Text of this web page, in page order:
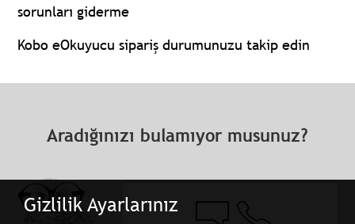
Gizlilik Ayarlarınız
sorunları giderme
Kobo eOkuyucu sipariş durumunuzu takip edin
Aradığınızı bulamıyor musunuz?